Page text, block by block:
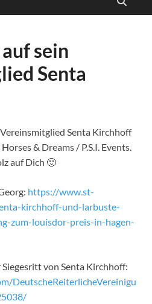
sein
Senta
Senta Kirchhoff
& Dreams / P.S.I. Events.
auf Dich 🙂
https://www.st-
kirchhoff-und-larbuste-
zum-louisdor-preis-in-hagen-
von Senta Kirchhoff:
DeutscheReiterlicheVereinigu